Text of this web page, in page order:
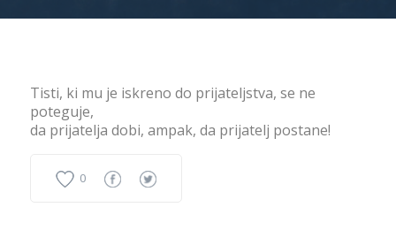
Tisti, ki mu je iskreno do prijateljstva, se ne
poteguje,
da prijatelja dobi, ampak, da prijatelj postane!
0